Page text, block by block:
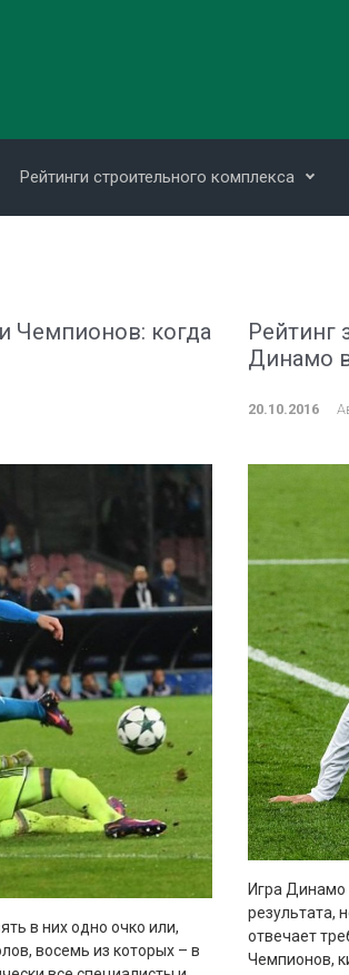
Рейтинги строительного комплекса
Чемпионов: когда
в них одно очко или,
восемь из которых – в
Рейтинг
Динамо
20.10.2016
Игра Динамо
результата,
отвечает
Чемпионов,